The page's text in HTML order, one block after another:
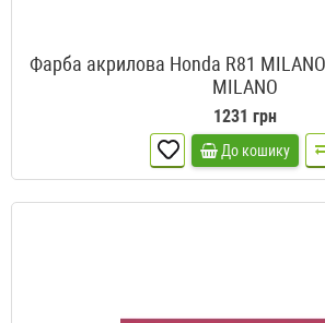
Фарба акрилова Honda R81 MILANO
MILANO
1231 грн
До кошику